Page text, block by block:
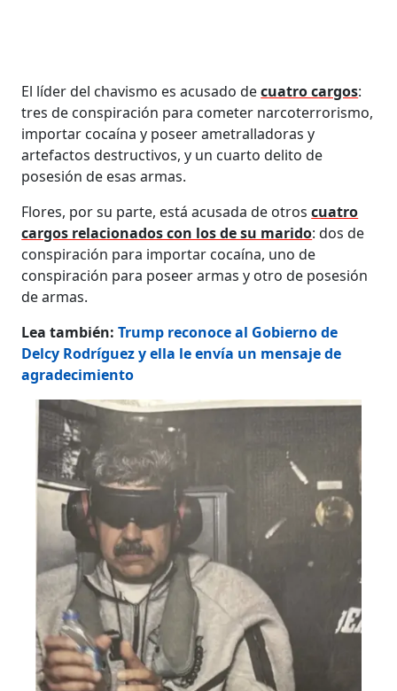
El líder del chavismo es acusado decuatro cargos:
tres de conspiración para cometer narcoterrorismo,
importar cocaína y poseer ametralladoras y
artefactos destructivos, y un cuarto delito de
posesión de esas armas.
Flores, por su parte, está acusada de otroscuatro
cargos relacionados con los de su marido: dos de
conspiración para importar cocaína, uno de
conspiración para poseer armas y otro de posesión
de armas.
Lea también:Trump reconoce al Gobierno de
Delcy Rodríguez y ella le envía un mensaje de
agradecimiento